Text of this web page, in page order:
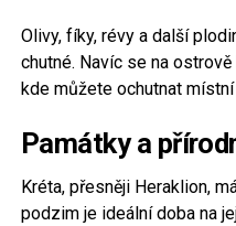
Olivy, fíky, révy a další
chutné. Navíc se na
kde můžete ochutnat
Památky a
Kréta, přesněji Heraklion,
podzim je ideální doba na